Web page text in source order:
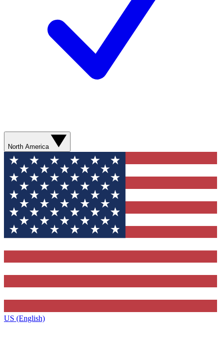
North America
US (English)